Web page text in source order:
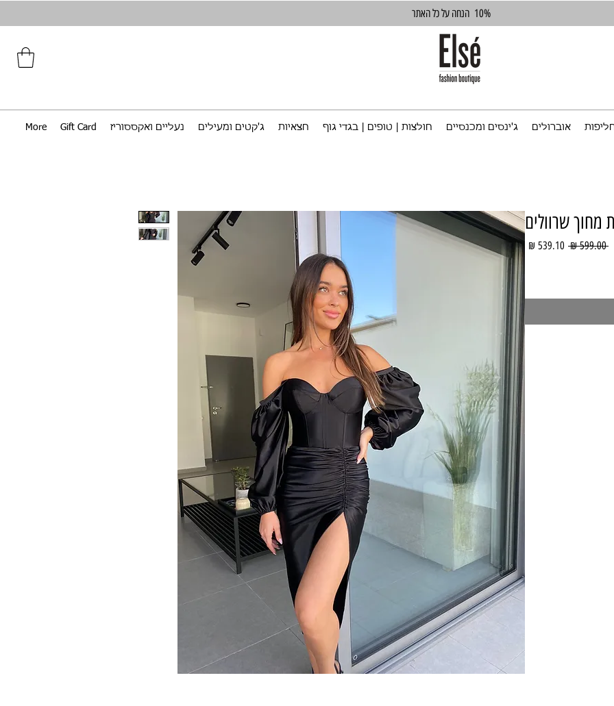
10% הנחה על כל האתר
אוברולים ג'ינסים ומכנסיים חולצות | טופים | בגדי גוף חצאיות ג'קטים ומעילים נעליים ואקססוריז Gift Card
More
מחוך שרוולים
‏599.00 ‏₪
מחיר
מחיר
מבצע